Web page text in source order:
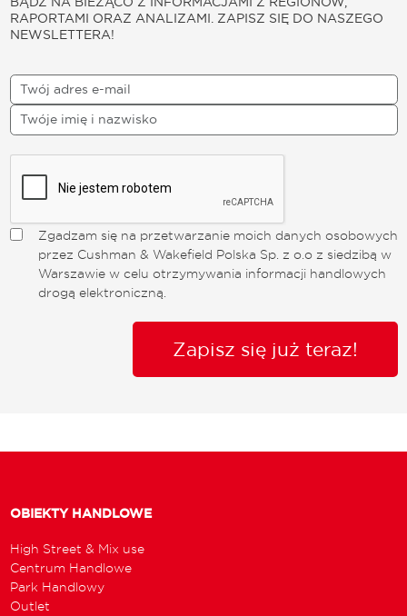
RAPORTAMI ORAZ ANALIZAMI. ZAPISZ SIĘ DO NASZEGO
NEWSLETTERA!
Zgadzam się na przetwarzanie moich danych osobowych
przez Cushman & Wakefield Polska Sp. z o.o z siedzibą w
Warszawie w celu otrzymywania informacji handlowych
drogą elektroniczną.
Zapisz się już teraz!
OBIEKTY HANDLOWE
High Street & Mix use
Centrum Handlowe
Park Handlowy
Outlet